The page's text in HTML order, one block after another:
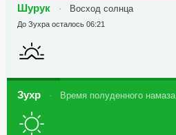
Шурук Восход солнца
До Зухра осталось 06:21
Зухр Время полуденного намаза